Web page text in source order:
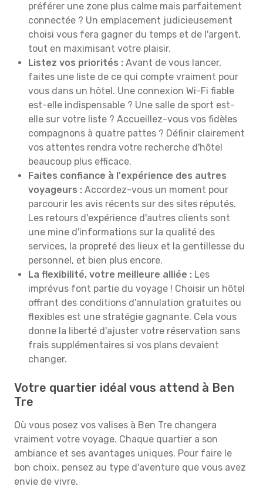
préférer une zone plus calme mais parfaitement
connectée ? Un emplacement judicieusement
choisi vous fera gagner du temps et de l'argent,
tout en maximisant votre plaisir.
Listez vos priorités : Avant de vous lancer,
faites une liste de ce qui compte vraiment pour
vous dans un hôtel. Une connexion Wi-Fi fiable
est-elle indispensable ? Une salle de sport est-
elle sur votre liste ? Accueillez-vous vos fidèles
compagnons à quatre pattes ? Définir clairement
vos attentes rendra votre recherche d'hôtel
beaucoup plus efficace.
Faites confiance à l'expérience des autres
voyageurs : Accordez-vous un moment pour
parcourir les avis récents sur des sites réputés.
Les retours d'expérience d'autres clients sont
une mine d'informations sur la qualité des
services, la propreté des lieux et la gentillesse du
personnel, et bien plus encore.
La flexibilité, votre meilleure alliée : Les
imprévus font partie du voyage ! Choisir un hôtel
offrant des conditions d'annulation gratuites ou
flexibles est une stratégie gagnante. Cela vous
donne la liberté d'ajuster votre réservation sans
frais supplémentaires si vos plans devaient
changer.
Votre quartier idéal vous attend à Ben
Tre
Où vous posez vos valises à Ben Tre changera
vraiment votre voyage. Chaque quartier a son
ambiance et ses avantages uniques. Pour faire le
bon choix, pensez au type d'aventure que vous avez
envie de vivre.